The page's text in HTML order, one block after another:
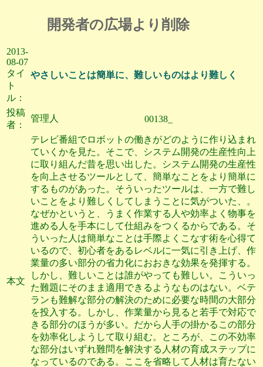
開発者の広場より削除
2013-
08-07
タイ
ト
ル：
やさしいことは簡単に、難しいものはより難しく
投稿
者：
管理人 00138_
本文
テレビ番組でロボットの働きがどのように作り込まれ
ていくかを見た。そこで、システム開発の生産性向上
に取り組んだ昔を思い出した。システム開発の生産性
を向上させるツールとして、簡単なことをより簡単に
するものがあった。そういったツールは、一方で難し
いことをより難しくしてしまうことに気がついた、。
なぜかというと、うまく作業する人や効率よく物事を
進める人を手本にして仕組みをつくるからである。そ
ういった人は簡単なことは手際よくこなす術を心得て
いるので、初心者をあるレベルに一気に引き上げ、作
業量の多い部分の省力化におおきな効果を発揮する。
しかし、難しいことは誰がやっても難しい。こういっ
た難題にそのまま適用できるようなものはない。ベテ
ランも難解な部分の解決のために必要な時間の大部分
を投入する。しかし、作業量から見ると若手で対応で
きる部分のほうが多い。だから人手の掛かるこの部分
を効率化しようして取り組む。ところが、この不効率
な部分はいずれ難問を解決する人材の育成ステップに
なっているのである。ここを省略して人材は育たない